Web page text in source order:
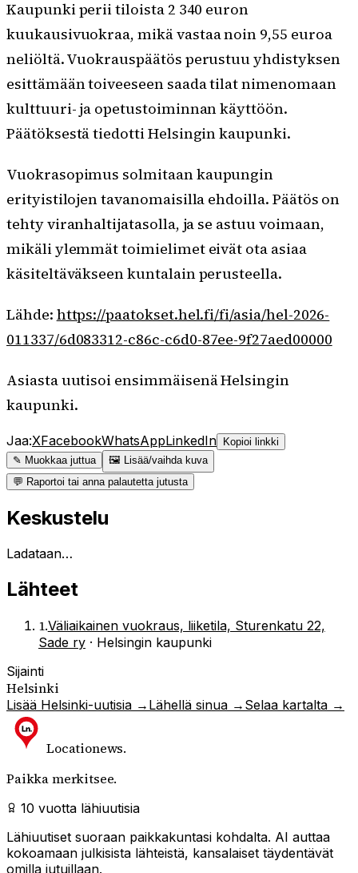
Kaupunki perii tiloista 2 340 euron
kuukausivuokraa, mikä vastaa noin 9,55 euroa
neliöltä. Vuokrauspäätös perustuu yhdistyksen
esittämään toiveeseen saada tilat nimenomaan
kulttuuri- ja opetustoiminnan käyttöön.
Päätöksestä tiedotti Helsingin kaupunki.
Vuokrasopimus solmitaan kaupungin
erityistilojen tavanomaisilla ehdoilla. Päätös on
tehty viranhaltijatasolla, ja se astuu voimaan,
mikäli ylemmät toimielimet eivät ota asiaa
käsiteltäväkseen kuntalain perusteella.
Lähde: https://paatokset.hel.fi/fi/asia/hel-2026-
011337/6d083312-c86c-c6d0-87ee-9f27aed00000
Asiasta uutisoi ensimmäisenä Helsingin
kaupunki.
Jaa:XFacebookWhatsAppLinkedIn
Kopioi linkki
✎ Muokkaa juttua
🖼 Lisää/vaihda kuva
💬 Raportoi tai anna palautetta jutusta
Keskustelu
Ladataan…
Lähteet
1.Väliaikainen vuokraus, liiketila, Sturenkatu 22,
Sade ry · Helsingin kaupunki
Sijainti
Helsinki
Lisää Helsinki-uutisia → Lähellä sinua → Selaa kartalta →
Locationews.
Paikka merkitsee.
10 vuotta lähiuutisia
Lähiuutiset suoraan paikkakuntasi kohdalta. AI auttaa
kokoamaan julkisista lähteistä, kansalaiset täydentävät
omilla jutuillaan.